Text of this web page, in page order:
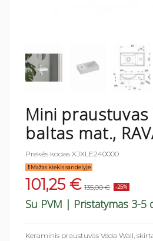
Mini praustuvas
baltas mat.,
Prekės kodas XJXLE240000
Mažas kiekis sandelyje
101,25 € 135,00 € -25%
Su PVM | Pristatymas 3-5
Keraminis praustuvas Veda Wall,